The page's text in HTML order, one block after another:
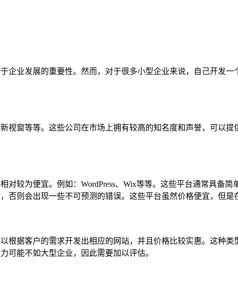
企业发展的重要性。然而，对于很多小型企业来说，自己开发
视窗等等。这些公司在市场上拥有较高的知名度和声誉，可以
对较为便宜。例如：WordPress、Wix等等。这些平台通常具备
否则会出现一些不可预测的错误。这些平台虽然价格便宜，但
根据客户的需求开发出相应的网站，并且价格比较实惠。这种
可能不如大型企业，因此需要加以评估。